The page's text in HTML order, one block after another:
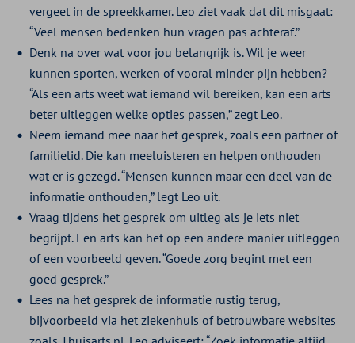
vergeet in de spreekkamer. Leo ziet vaak dat dit misgaat:
“Veel mensen bedenken hun vragen pas achteraf.”
Denk na over wat voor jou belangrijk is. Wil je weer
kunnen sporten, werken of vooral minder pijn hebben?
“Als een arts weet wat iemand wil bereiken, kan een arts
beter uitleggen welke opties passen,” zegt Leo.
Neem iemand mee naar het gesprek, zoals een partner of
familielid. Die kan meeluisteren en helpen onthouden
wat er is gezegd. “Mensen kunnen maar een deel van de
informatie onthouden,” legt Leo uit.
Vraag tijdens het gesprek om uitleg als je iets niet
begrijpt. Een arts kan het op een andere manier uitleggen
of een voorbeeld geven. “Goede zorg begint met een
goed gesprek.”
Lees na het gesprek de informatie rustig terug,
bijvoorbeeld via het ziekenhuis of betrouwbare websites